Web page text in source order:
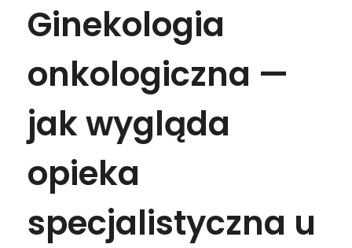
Ginekologia
onkologiczna —
jak wygląda
opieka
specjalistyczna u